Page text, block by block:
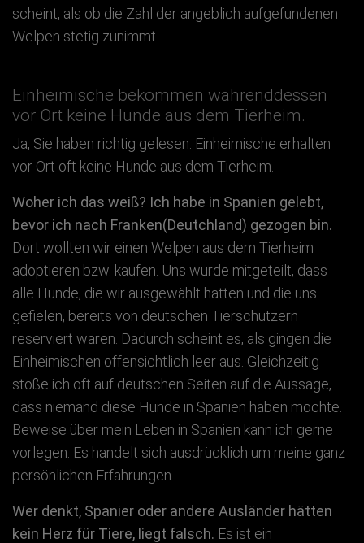
scheint, als ob die Zahl der angeblich aufgefundenen
Welpen stetig zunimmt.
Einheimische bekommen währenddessen
vor Ort keine Hunde aus dem Tierheim.
Ja, Sie haben richtig gelesen: Einheimische erhalten
vor Ort oft keine Hunde aus dem Tierheim.
Woher ich das weiß? Ich habe in Spanien gelebt,
bevor ich nach Franken(Deutchland) gezogen bin.
Dort wollten wir einen Welpen aus dem Tierheim
adoptieren bzw. kaufen. Uns wurde mitgeteilt, dass
alle Hunde, die wir ausgewählt hatten und die uns
gefielen, bereits von deutschen Tierschützern
reserviert waren. Dadurch scheint es, als gingen die
Einheimischen offensichtlich leer aus. Gleichzeitig
stoße ich oft auf deutschen Seiten auf die Aussage,
dass niemand diese Hunde in Spanien haben möchte.
Beweise über mein Leben in Spanien kann ich gerne
vorlegen. Es handelt sich ausdrücklich um meine ganz
persönlichen Erfahrungen.
Wer denkt, Spanier oder andere Ausländer hätten
kein Herz für Tiere, liegt falsch. Es ist ein